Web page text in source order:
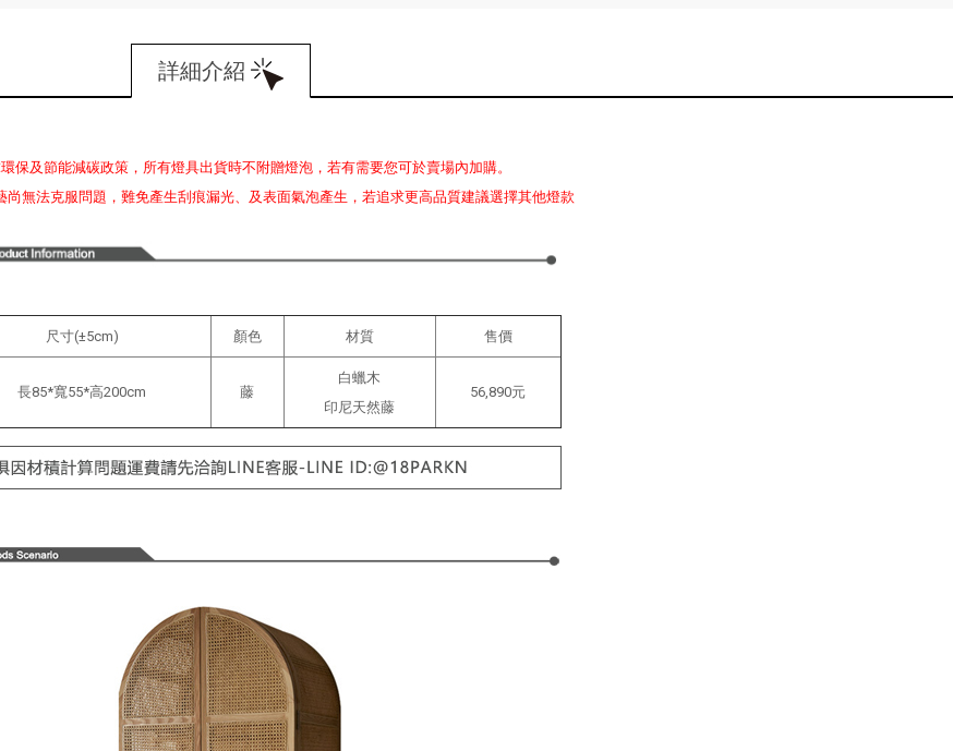
詳細介紹
保及節能減碳政策，所有燈具出貨時不附贈燈泡，若有需要您可於賣場內加購。
尚無法克服問題，難免產生刮痕漏光、及表面氣泡產生，若追求更高品質建議選擇其他燈款
尺寸(±5cm) 顏色 材質 售價
長85*寬55*高200cm 藤
白蠟木
印尼天然藤
56,890元